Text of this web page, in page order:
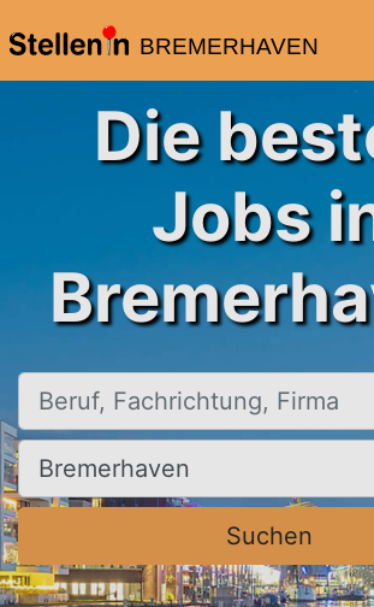
BREMERHAVEN
Die
Jobs
Beruf, Fachrichtung, Firma
Ort, Stadt
Suchen